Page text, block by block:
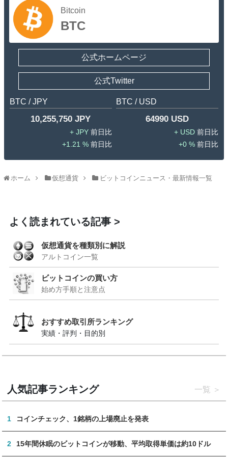
Bitcoin
BTC
公式ホームページ
公式Twitter
BTC / JPY
10,255,750 JPY
JPY
1.21 %
BTC / USD
64990 USD
USD
0 %
ホーム 仮想通貨 ビットコインニュース・最新情報一覧
よく読まれている記事
仮想通貨を種類別に解説
アルトコイン一覧
ビットコインの買い方
始め方手順と注意点
おすすめ取引所ランキング
実績・評判・目的別
人気記事ランキング 一覧
1 コインチェック、1銘柄の上場廃止を発表
2 15年間休眠のビットコインが移動、平均取得単価は約10ドル